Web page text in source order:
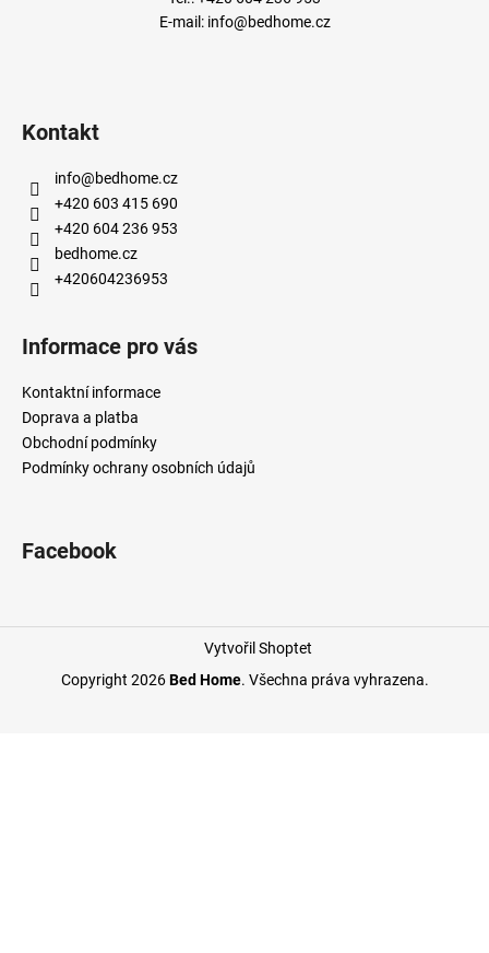
E-mail: info@bedhome.cz
Kontakt
info@bedhome.cz
+420 603 415 690
+420 604 236 953
bedhome.cz
+420604236953
Informace pro vás
Kontaktní informace
Doprava a platba
Obchodní podmínky
Podmínky ochrany osobních údajů
Facebook
Vytvořil Shoptet
Copyright 2026Bed Home. Všechna práva vyhrazena.